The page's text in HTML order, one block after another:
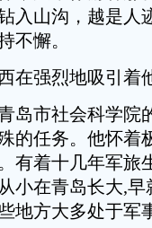
入山沟，越是人
不懈。
在强烈地吸引着
岛市社会科学院
的任务。他怀着
有着十几年军旅
小在青岛长大,
地方大多处于军